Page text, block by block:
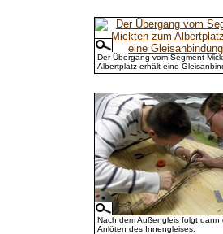
Der Übergang vom Segment
Albertplatz erhält eine
Nach dem Außengleis folgt dann
Anlöten des Innengleises.